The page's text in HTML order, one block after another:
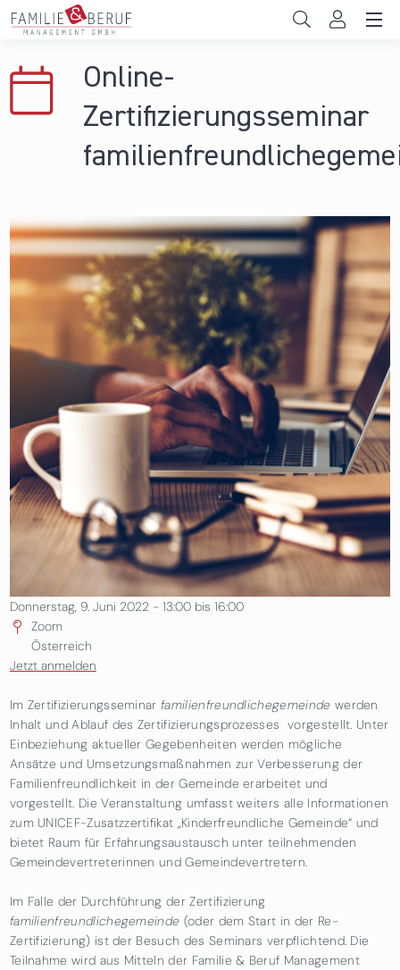
Direkt zum Inhalt
Hochschulen
Das sind wir
News & Events
Online-
Zertifizierungsseminar
Donnerstag, 9. Juni 2022 - 13:00bis 16:00
Zoom
Österreich
Jetzt anmelden
Im Zertifizierungsseminar familienfreundlichegemeinde werden
Inhalt und Ablauf des Zertifizierungsprozesses vorgestellt. Unter
Einbeziehung aktueller Gegebenheiten werden mögliche
Ansätze und Umsetzungsmaßnahmen zur Verbesserung der
Familienfreundlichkeit in der Gemeinde erarbeitet und
vorgestellt. Die Veranstaltung umfasst weiters alle Informationen
zum UNICEF-Zusatzzertifikat „Kinderfreundliche Gemeinde“ und
bietet Raum für Erfahrungsaustausch unter teilnehmenden
Gemeindevertreterinnen und Gemeindevertretern.
Im Falle der Durchführung der Zertifizierung
familienfreundlichegemeinde (oder dem Start in der Re-
Zertifizierung) ist der Besuch des Seminars verpflichtend. Die
Teilnahme wird aus Mitteln der Familie & Beruf Management